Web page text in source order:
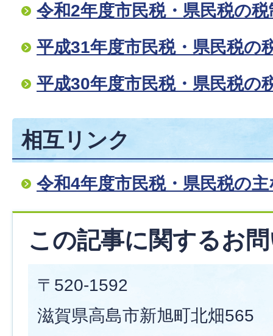
令和2年度市民税・県民税の
平成31年度市民税・県民税の
平成30年度市民税・県民税の
相互リンク
令和4年度市民税・県民税の
この記事に関するお
〒520-1592
滋賀県高島市新旭町北畑565